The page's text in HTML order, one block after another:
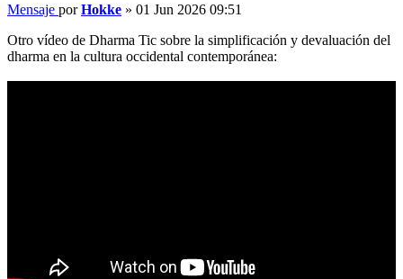
Mensaje porHokke » 01 Jun 2026 09:51
Otro vídeo de Dharma Tic sobre la simplificación y devaluación del
dharma en la cultura occidental contemporánea: